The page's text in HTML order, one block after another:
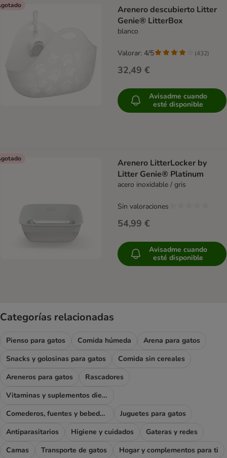
Arenero descubierto Litter
Genie® LitterBox
blanco
32,49 €
Valorar: 4/5 (432)
Avisadme cuando
esté disponible
Arenero LitterLocker by
Litter Genie® Platinum
acero inoxidable / gris
54,99 €
Sin valoraciones
Avisadme cuando
esté disponible
Categorías relacionadas
Pienso para gatos Comida húmeda
Arena para gatos
Snacks y golosinas para gatos
Comida sin cereales
Areneros para gatos
Rascadores
Vitaminas y suplementos dietéticos
Comederos, fuentes y bebederos
Juguetes para gatos
Antiparasitarios
Higiene y cuidados
Gateras y redes
Camas
Transporte de gatos
Hogar y complementos para ti